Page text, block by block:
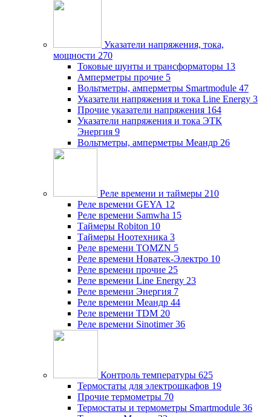
Указатели напряжения, тока,
мощности 270
Токовые шунты и трансформаторы 13
Амперметры прочие 5
Вольтметры, амперметры Smartmodule 47
Указатели напряжения и тока Line Energy 3
Прочие указатели напряжения 164
Указатели напряжения и тока ЭТК
Энергия 9
Вольтметры, амперметры Меандр 26
Реле времени и таймеры 210
Реле времени GEYA 12
Реле времени Samwha 15
Таймеры Robiton 10
Таймеры Ноотехника 3
Реле времени TOMZN 5
Реле времени Новатек-Электро 10
Реле времени прочие 25
Реле времени Line Energy 23
Реле времени Энергия 7
Реле времени Меандр 44
Реле времени TDM 20
Реле времени Sinotimer 36
Контроль температуры 625
Термостаты для электрошкафов 19
Прочие термометры 70
Термостаты и термометры Smartmodule 36